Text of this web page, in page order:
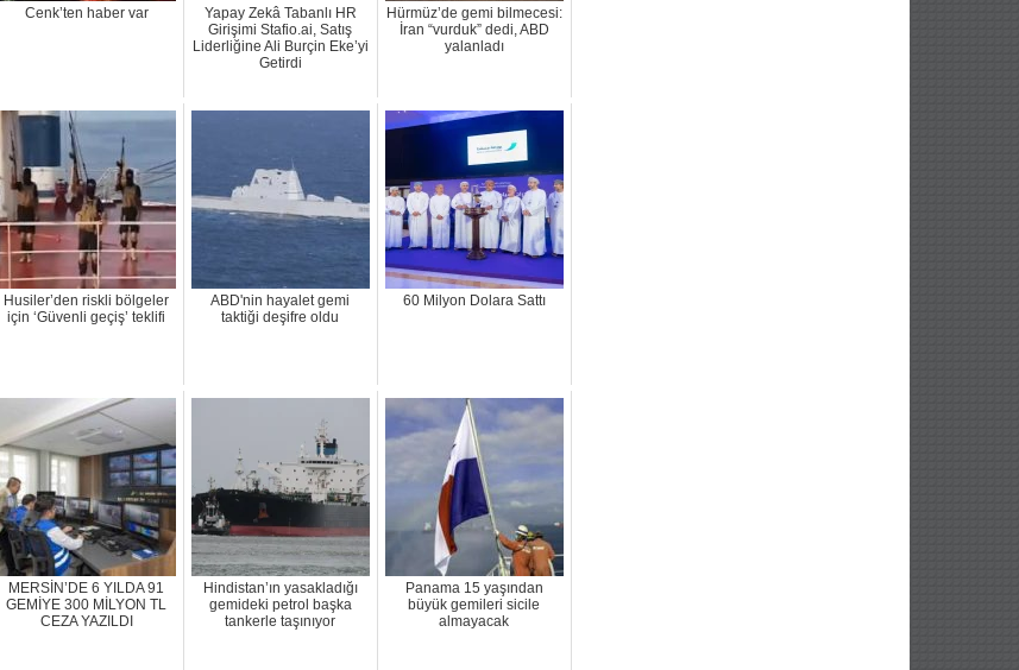
Cenk’ten haber var
Yapay Zekâ Tabanlı HR
Girişimi Stafio.ai, Satış
Liderliğine Ali Burçin Eke’yi
Getirdi
Hürmüz’de gemi bilmecesi:
İran “vurduk” dedi, ABD
yalanladı
Husiler’den riskli bölgeler
için ‘Güvenli geçiş’ teklifi
ABD'nin hayalet gemi
taktiği deşifre oldu
60 Milyon Dolara Sattı
MERSİN’DE 6 YILDA 91
GEMİYE 300 MİLYON TL
CEZA YAZILDI
Hindistan’ın yasakladığı
gemideki petrol başka
tankerle taşınıyor
Panama 15 yaşından
büyük gemileri sicile
almayacak